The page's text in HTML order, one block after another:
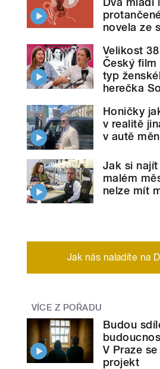
novela ze
Velikost
Český film
typ
herečka
Honičky
v realitě
v autě
Jak si najít
malém
nelze mít
Jak nás naladíte na
VÍCE Z POŘADU
Budou
V Praze
projekt